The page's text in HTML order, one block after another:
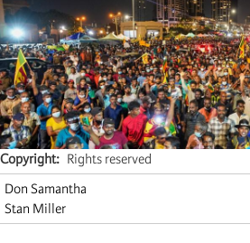
Copyright
Rights reserved
Don Samantha
Stan Miller